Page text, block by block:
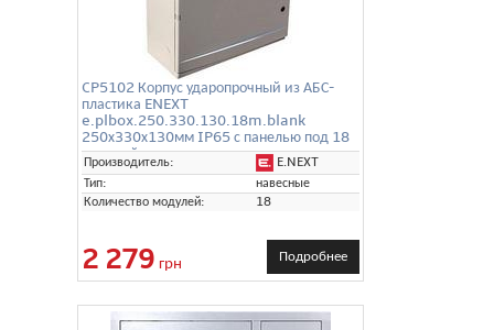
CP5102 Корпус ударопрочный из АБС-
пластика ENEXT
e.plbox.250.330.130.18m.blank
250х330х130мм IP65 с панелью под 18
модулей
Производитель:
E.NEXT
Тип:
навесные
Количество модулей:
18
2 279 грн Подробнее